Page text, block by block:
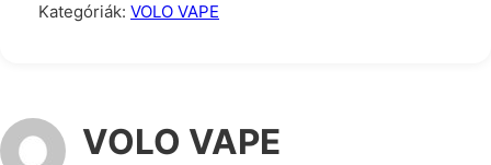
Kategóriák: VOLO VAPE
VOLO VAPE